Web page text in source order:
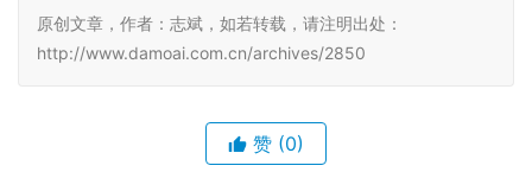
原创文章，作者：志斌，如若转载，请注明出处：
http://www.damoai.com.cn/archives/2850
赞 (0)